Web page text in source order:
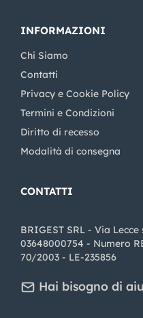
INFORMAZIONI
Chi Siamo
Contatti
Privacy e Cookie Policy
Termini e Condizioni
Diritto di recesso
Modalità di consegna
CONTATTI
BRIGEST SRL - Via
03648000754 - Numero
70/2003 - LE-235856
Hai bisogno di